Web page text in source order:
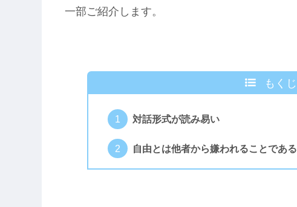
一部ご紹介します。
もくじ
対話形式が読み易い
自由とは他者から嫌われることである